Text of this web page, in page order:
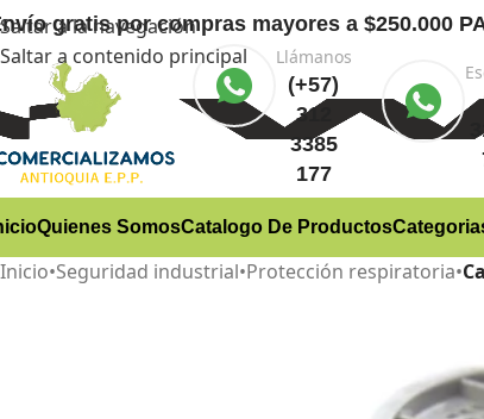
Saltar a la navegación
Saltar a contenido principal
gratispor compras mayores a $250.000
Llámanos
(+57)
312
3385
177
Quienes SomosCatalogo De Productos
Inicio•Seguridad industrial•Protección respiratoria•